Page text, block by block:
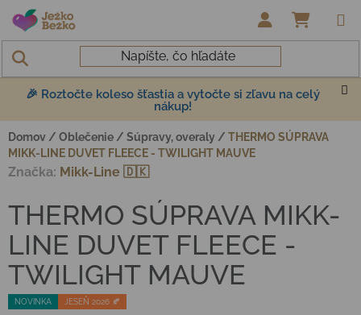
Prejsť na obsah
🎉 Roztočte koleso šťastia a vytočte si zľavu na celý
nákup!
Domov / Oblečenie / Súpravy, overaly / THERMO SÚPRAVA
MIKK-LINE DUVET FLEECE - TWILIGHT MAUVE
NOVINKA JESEŇ 2026 🍂
THERMO SÚPRAVA MIKK-
LINE DUVET FLEECE -
TWILIGHT MAUVE
Značka: Mikk-Line 🇩🇰